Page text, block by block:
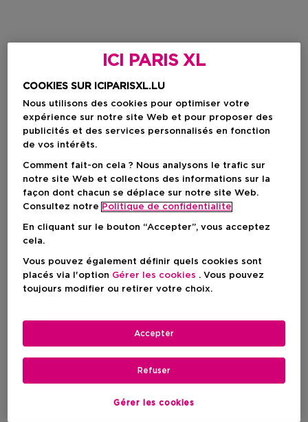
ICI PARIS XL
COOKIES SUR ICIPARISXL.LU
Nous utilisons des cookies pour optimiser votre
expérience sur notre site Web et pour proposer des
publicités et des services personnalisés en fonction
de vos intérêts.
Comment fait-on cela ? Nous analysons le trafic sur
notre site Web et collectons des informations sur la
façon dont chacun se déplace sur notre site Web.
Consultez notre Politique de confidentialite
En cliquant sur le bouton “Accepter”, vous acceptez
cela.
Vous pouvez également définir quels cookies sont
placés via l'option Gérer les cookies . Vous pouvez
toujours modifier ou retirer votre choix.
Gérer les cookies
Refuser
Accepter